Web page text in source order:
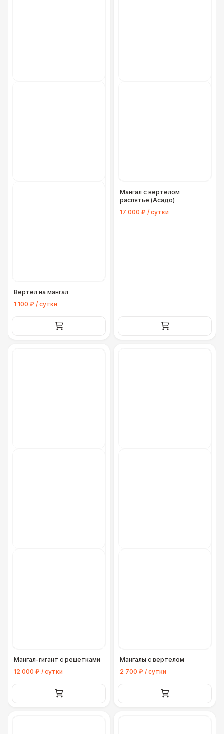
Вертел на мангал
1 100 ₽ / сутки
Мангал с вертелом
распятье (Асадо)
17 000 ₽ / сутки
Мангал-гигант с решетками
12 000 ₽ / сутки
Мангалы с вертелом
2 700 ₽ / сутки